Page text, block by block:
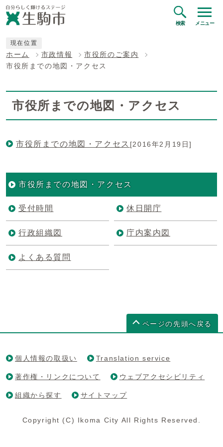
検索 メニュー
現在位置
ホーム 市政情報
市役所のご案内
市役所までの地図・アクセス
市役所までの地図・アクセス
市役所までの地図・アクセス [2016年2月19日]
市役所までの地図・アクセス
受付時間 休日開庁
行政組織図 庁内案内図
よくある質問
ページの先頭へ戻る
個人情報の取扱い Translation service
著作権・リンクについて ウェブアクセシビリティ
組織から探す サイトマップ
Copyright (C) Ikoma City All Rights Reserved.